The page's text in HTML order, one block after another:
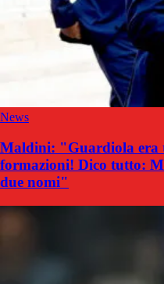
News
Maldini: "Guardiola era
formazioni! Dico tutto:
due nomi"